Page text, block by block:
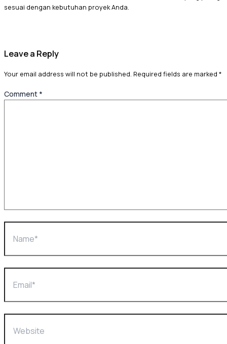
sesuai dengan kebutuhan proyek Anda.
Leave a Reply
Your email address will not be published. Required fields are marked *
Comment *